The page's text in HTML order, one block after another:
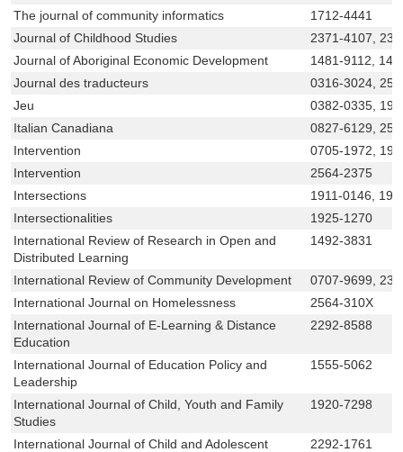
The journal of community informatics
1712-4441
Journal of Childhood Studies
2371-4107,
Journal of Aboriginal Economic Development
1481-9112,
Journal des traducteurs
0316-3024,
Jeu
0382-0335,
Italian Canadiana
0827-6129,
Intervention
0705-1972,
Intervention
2564-2375
Intersections
1911-0146,
Intersectionalities
1925-1270
International Review of Research in Open and
Distributed Learning
1492-3831
International Review of Community Development
0707-9699,
International Journal on Homelessness
2564-310X
International Journal of E-Learning & Distance
Education
2292-8588
International Journal of Education Policy and
Leadership
1555-5062
International Journal of Child, Youth and Family
Studies
1920-7298
International Journal of Child and Adolescent
2292-1761